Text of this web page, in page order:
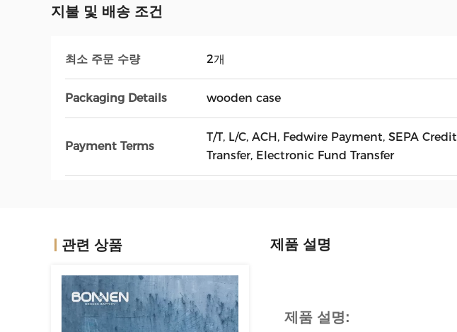
지불 및 배송 조건
최소 주문 수량 2개
Packaging Details wooden case
Payment Terms
T/T, L/C, ACH, Fedwire Payment, SEPA Credit
Transfer, Electronic Fund Transfer
관련 상품 제품 설명
제품 설명: